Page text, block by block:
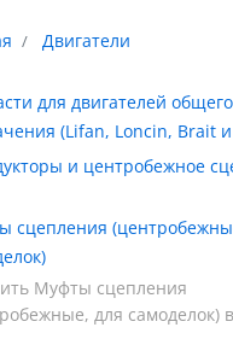
Двигатели
для двигателей общего
(Lifan, Loncin, Brait и
и центробежное
сцепления
Муфты сцепления
для самоделок)